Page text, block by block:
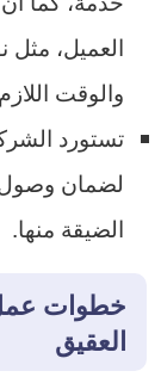
العميل، مثل
والوقت
تستورد
لضمان وصول
الضيقة منها.
خطوات
العقيق